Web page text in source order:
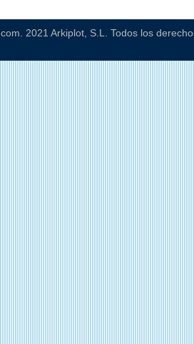
2021 Arkiplot, S.L. Todos los